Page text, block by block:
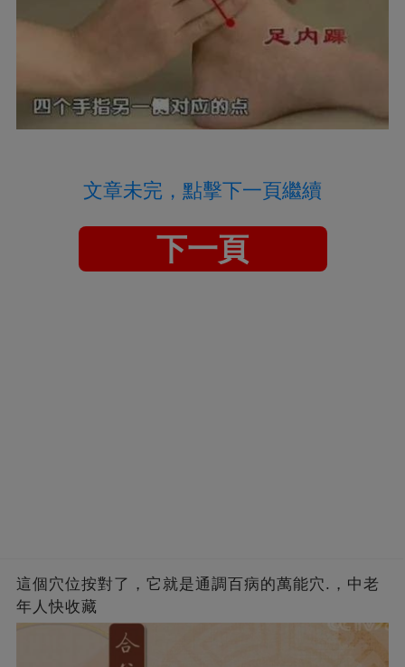
文章未完，點擊下一頁繼續
下一頁
這個穴位按對了，它就是通調百病的萬能穴.，中老
年人快收藏